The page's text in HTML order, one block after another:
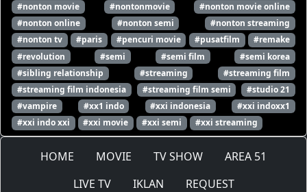
#nonton movie
#nontonmovie
#nonton movie online
#nonton online
#nonton semi
#nonton streaming
#nonton tv
#paris #pencuri movie #pusatfilm
#remake
#revolution
#semi #semi film
#semi korea
#sibling relationship
#streaming
#streaming film
#streaming film indonesia
#streaming film semi
#studio 21
#vampire
#xx1 indo #xxi indonesia
#xxi indoxx1
#xxi indo xxi
#xxi movie #xxi semi #xxi streaming
HOME MOVIE TV SHOW
AREA 51
LIVE TV
IKLAN REQUEST